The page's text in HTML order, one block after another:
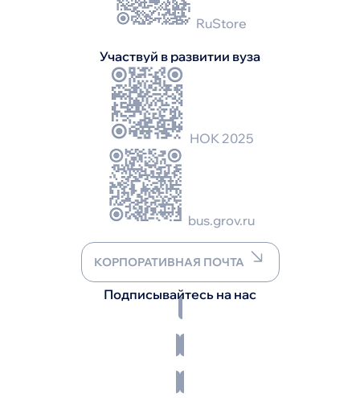
RuStore
Участвуй в развитии вуза
НОК 2025
bus.grov.ru
КОРПОРАТИВНАЯ ПОЧТА
Подписывайтесь на нас